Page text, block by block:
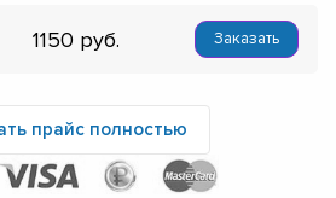
1150 Заказать
прайс полностью